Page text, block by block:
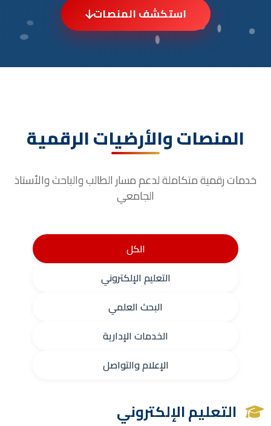
استكشف المنصات
المنصات والأرضيات الرقمية
خدمات رقمية متكاملة لدعم مسار الطالب والباحث والأستاذ
الجامعي
الكل
التعليم الإلكتروني
البحث العلمي
الخدمات الإدارية
الإعلام والتواصل
التعليم الإلكتروني